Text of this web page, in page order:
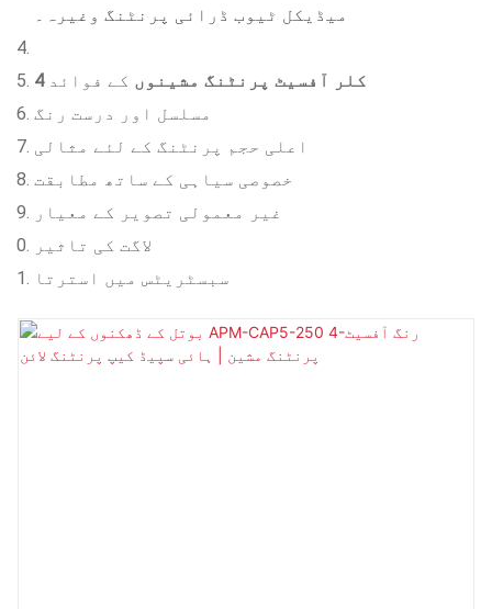
میڈیکل ٹیوب ڈرائی پرنٹنگ وغیرہ۔
4 کلر آفسیٹ پرنٹنگ مشینوں کے فوائد
مسلسل اور درست رنگ
اعلی حجم پرنٹنگ کے لئے مثالی
خصوصی سیاہی کے ساتھ مطابقت
غیر معمولی تصویر کے معیار
لاگت کی تاثیر
سبسٹریٹس میں استرتا